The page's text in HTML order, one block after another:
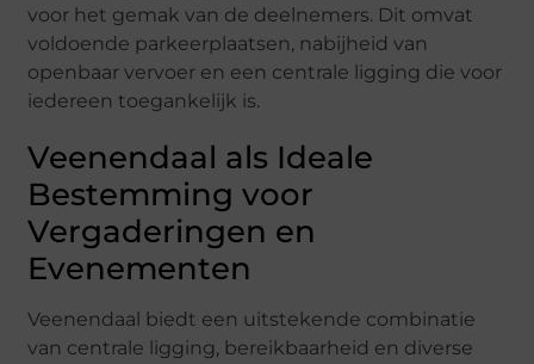
voor het gemak van de deelnemers. Dit omvat
voldoende parkeerplaatsen, nabijheid van
openbaar vervoer en een centrale ligging die voor
iedereen toegankelijk is.
Veenendaal als Ideale
Bestemming voor
Vergaderingen en
Evenementen
Veenendaal biedt een uitstekende combinatie
van centrale ligging, bereikbaarheid en diverse